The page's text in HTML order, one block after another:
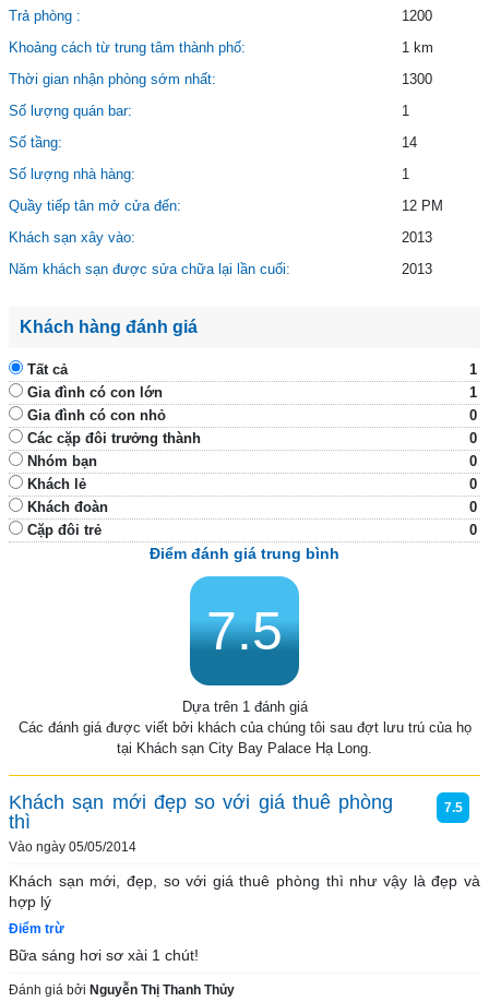
Trả phòng :
1200
Khoảng cách từ trung tâm thành phố:
1 km
Thời gian nhận phòng sớm nhất:
1300
Số lượng quán bar:
1
Số tầng:
14
Số lượng nhà hàng:
1
Quầy tiếp tân mở cửa đến:
12 PM
Khách sạn xây vào:
2013
Năm khách sạn được sửa chữa lại lần cuối:
2013
Khách hàng đánh giá
Tất cả
1
Gia đình có con lớn
1
Gia đình có con nhỏ
0
Các cặp đôi trưởng thành
0
Nhóm bạn
0
Khách lẻ
0
Khách đoàn
0
Cặp đôi trẻ
0
Điểm đánh giá trung bình
7.5
Dựa trên 1 đánh giá
Các đánh giá được viết bởi khách của chúng tôi sau đợt lưu trú của họ
tại Khách sạn City Bay Palace Hạ Long.
Khách sạn mới đẹp so với giá thuê phòng
thì
Vào ngày 05/05/2014
7.5
Khách sạn mới, đẹp, so với giá thuê phòng thì như vậy là đẹp và
hợp lý
Điểm trừ
Bữa sáng hơi sơ xài 1 chút!
Đánh giá bởi Nguyễn Thị Thanh Thủy